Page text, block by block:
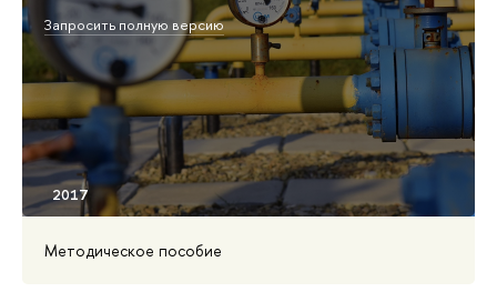
Запросить полную версию
Методическое пособие